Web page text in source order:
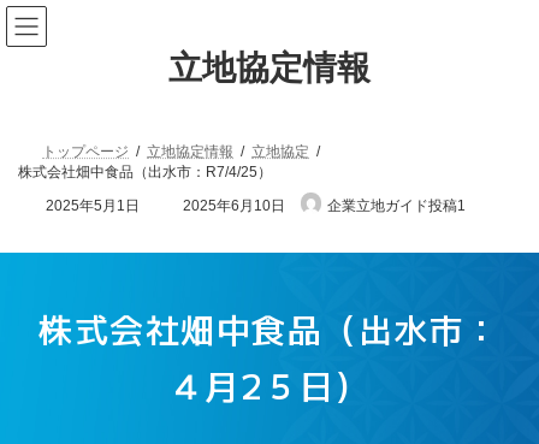
立地協定情報
トップページ 立地協定情報
立地協定
株式会社畑中食品（出水市：R7/4/25）
2025年5月1日 2025年6月10日 企業立地ガイド投稿1
株式会社畑中食品（出水市：
４月2５日）